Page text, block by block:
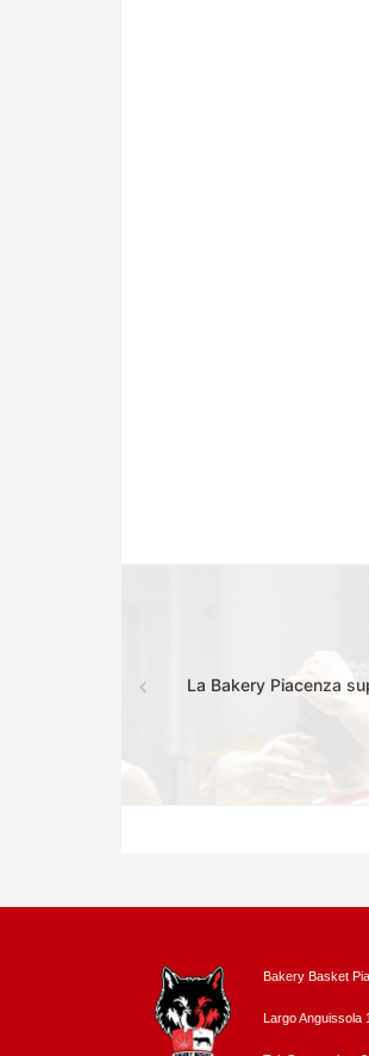
La Bakery Piacenza
Bakery Basket
Largo Anguissola